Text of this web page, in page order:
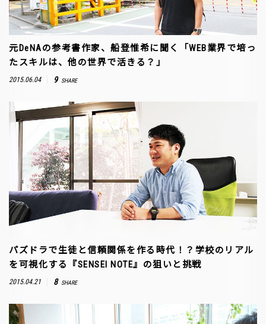
元DeNAの参考書作家、船登惟希に聞く「WEB業界で培っ
たスキルは、他の世界で活きる？」
2015.06.04 9 SHARE
パズドラで生徒と信頼関係を作る時代！？学校のリアル
を可視化する『SENSEI NOTE』の狙いと挑戦
2015.04.21 8 SHARE